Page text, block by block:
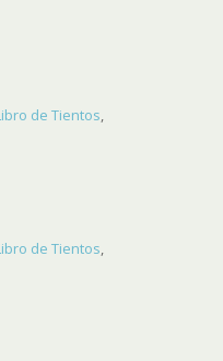
de Tientos,
de Tientos,